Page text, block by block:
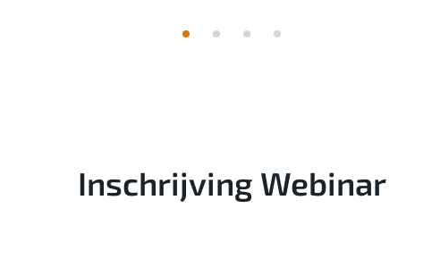
Inschrijving Webinar